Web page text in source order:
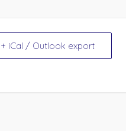
+ iCal / Outlook export